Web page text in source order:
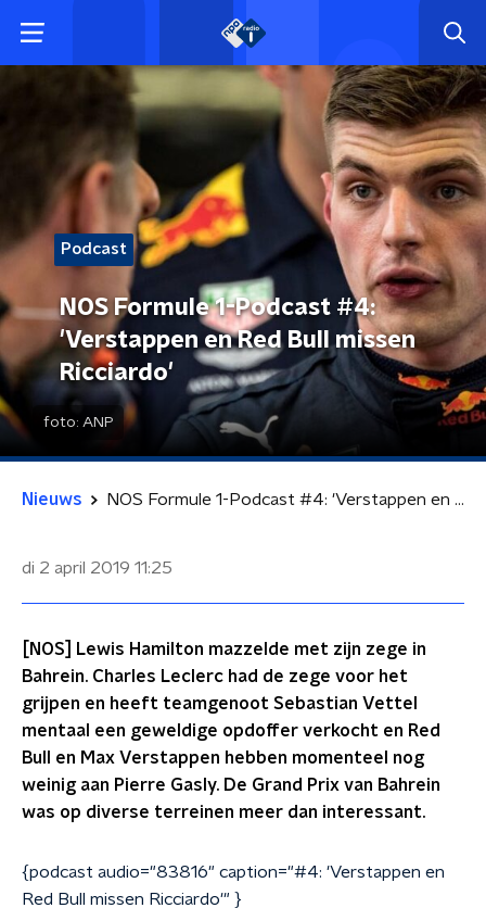
Podcast
NOS Formule 1-Podcast #4:
'Verstappen en Red Bull missen
Ricciardo'
foto: ANP
Nieuws NOS Formule 1-Podcast #4: 'Verstappen en Red Bull missen Ricciardo'
di 2 april 2019 11:25
[NOS] Lewis Hamilton mazzelde met zijn zege in
Bahrein. Charles Leclerc had de zege voor het
grijpen en heeft teamgenoot Sebastian Vettel
mentaal een geweldige opdoffer verkocht en Red
Bull en Max Verstappen hebben momenteel nog
weinig aan Pierre Gasly. De Grand Prix van Bahrein
was op diverse terreinen meer dan interessant.
{podcast audio="83816" caption="#4: 'Verstappen en
Red Bull missen Ricciardo'" }